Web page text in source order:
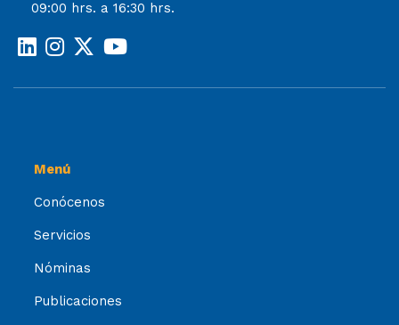
09:00 hrs. a 16:30 hrs.
Menú
Conócenos
Servicios
Nóminas
Publicaciones